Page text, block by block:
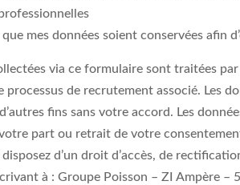
que mes données soient conservées
via ce formulaire sont traitées
processus de recrutement associé. Les
fins sans votre accord. Les
part ou retrait de votre
d’un droit d’accès, de
à : Groupe Poisson – ZI Ampère –